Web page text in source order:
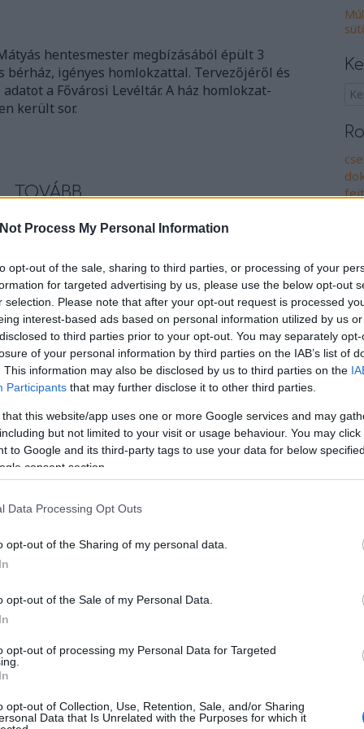
Process My Personal Information
opt-out of the sale, sharing to third parties, or processing of your
for targeted advertising by us, please use the below opt-out
selection. Please note that after your opt-out request is processed
interest-based ads based on personal information utilized by us
to third parties prior to your opt-out. You may separately
of your personal information by third parties on the IAB’s list of
This information may also be disclosed by us to third parties on the
Participants that may further disclose it to other third parties.
that this website/app uses one or more Google services and may
but not limited to your visit or usage behaviour. You may
to Google and its third-party tags to use your data for below
consent section.
Data Processing Opt Outs
opt-out of the Sharing of my personal data.
opt-out of the Sale of my Personal Data.
opt-out of processing my Personal Data for Targeted
opt-out of Collection, Use, Retention, Sale, and/or Sharing
Data that Is Unrelated with the Purposes for which it
hentesmester megbízásából épült 3
bérház, igényes homlokzattal. Tervezőjéről és
a Fővárosi Levéltár. A ház homlokzat-
került sor.
TOVÁBB
murányi utca
üzletház
sarkán. Az 1882. évi telek- és házjegyzék szerint a
legkorábban egy Zier Andrásné, Demel
lévő földszintes lakóház állt. Az ingatlan 1884-
TOVÁBB